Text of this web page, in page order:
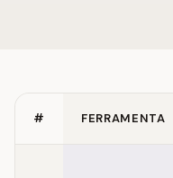
# FERRAMENTA